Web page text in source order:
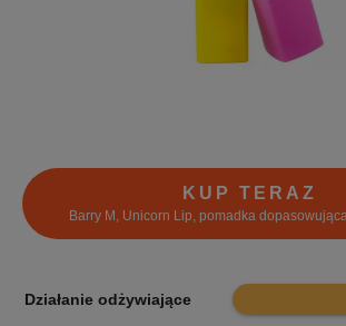
KUP TERAZ
Barry M, Unicorn Lip, pomadka
Działanie odżywiające 7.4